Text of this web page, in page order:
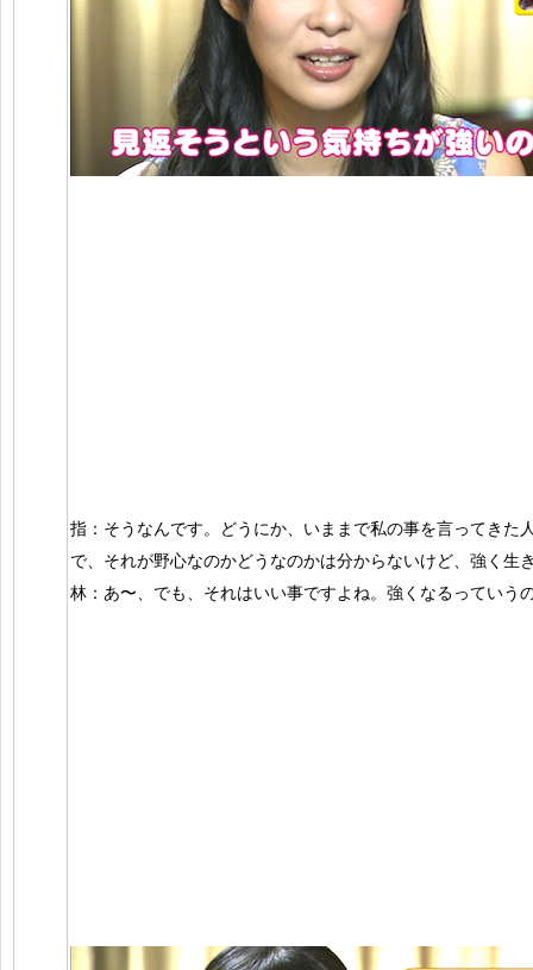
指：そうなんです。どうにか、いままで私の事を言ってきた
で、それが野心なのかどうなのかは分からないけど、強く生
林：あ〜、でも、それはいい事ですよね。強くなるっていう